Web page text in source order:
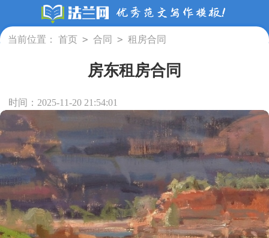
当前位置： 首页 > 合同 > 租房合同
房东租房合同
时间：2025-11-20 21:54:01